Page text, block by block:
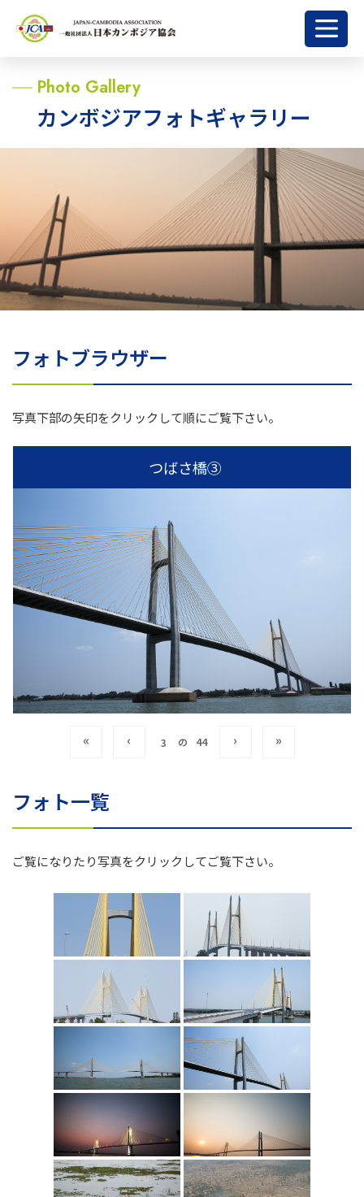
Photo Gallery
カンボジアフォトギャラリー
フォトブラウザー
写真下部の矢印をクリックして順にご覧下さい。
つばさ橋③
« ‹ の 44 › »
フォト一覧
ご覧になりたり写真をクリックしてご覧下さい。